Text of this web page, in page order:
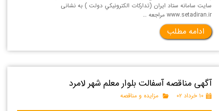
سايت سامانه ستاد ايران (تداركات الكترونيكي دولت ) به نشانی
www.setadiran.ir مراجعه …
ادامه مطلب
آگهی مناقصه آسفالت بلوار معلم شهر لامرد
۱۰ خرداد ۰۲ مزایده و مناقصه